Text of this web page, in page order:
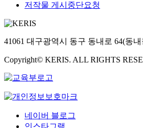
저작물 게시중단요청
41061 대구광역시 동구 동내로 64(동
Copyright© KERIS. ALL RIGHTS
네이버 블로그